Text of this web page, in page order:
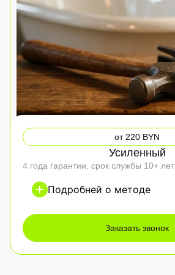
от 220 BYN
Усиленный
4 года гарантии, срок службы 10+ лет
Подробней о методе
Заказать звонок